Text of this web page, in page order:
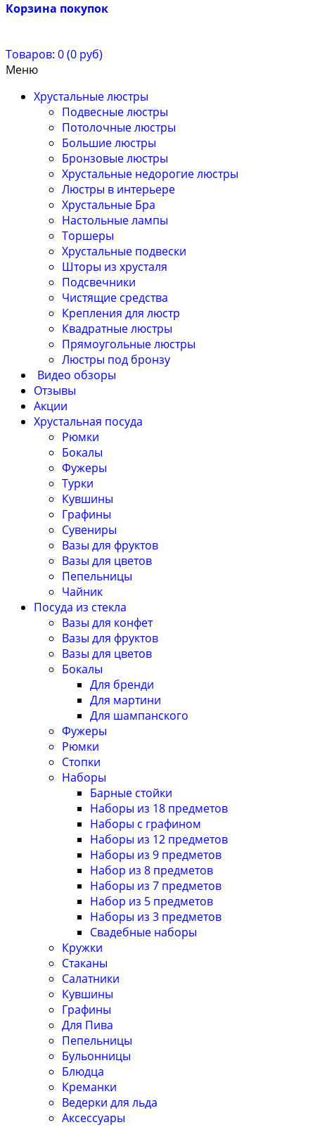
Корзина покупок
Товаров: 0 (0 руб)
Меню
Хрустальные люстры
Подвесные люстры
Потолочные люстры
Большие люстры
Бронзовые люстры
Хрустальные недорогие люстры
Люстры в интерьере
Хрустальные Бра
Настольные лампы
Торшеры
Хрустальные подвески
Шторы из хрусталя
Подсвечники
Чистящие средства
Крепления для люстр
Квадратные люстры
Прямоугольные люстры
Люстры под бронзу
Видео обзоры
Отзывы
Акции
Хрустальная посуда
Рюмки
Бокалы
Фужеры
Турки
Кувшины
Графины
Сувениры
Вазы для фруктов
Вазы для цветов
Пепельницы
Чайник
Посуда из стекла
Вазы для конфет
Вазы для фруктов
Вазы для цветов
Бокалы
Для бренди
Для мартини
Для шампанского
Фужеры
Рюмки
Стопки
Наборы
Барные стойки
Наборы из 18 предметов
Наборы с графином
Наборы из 12 предметов
Наборы из 9 предметов
Набор из 8 предметов
Наборы из 7 предметов
Набор из 5 предметов
Наборы из 3 предметов
Свадебные наборы
Кружки
Стаканы
Салатники
Кувшины
Графины
Для Пива
Пепельницы
Бульонницы
Блюдца
Креманки
Ведерки для льда
Аксессуары